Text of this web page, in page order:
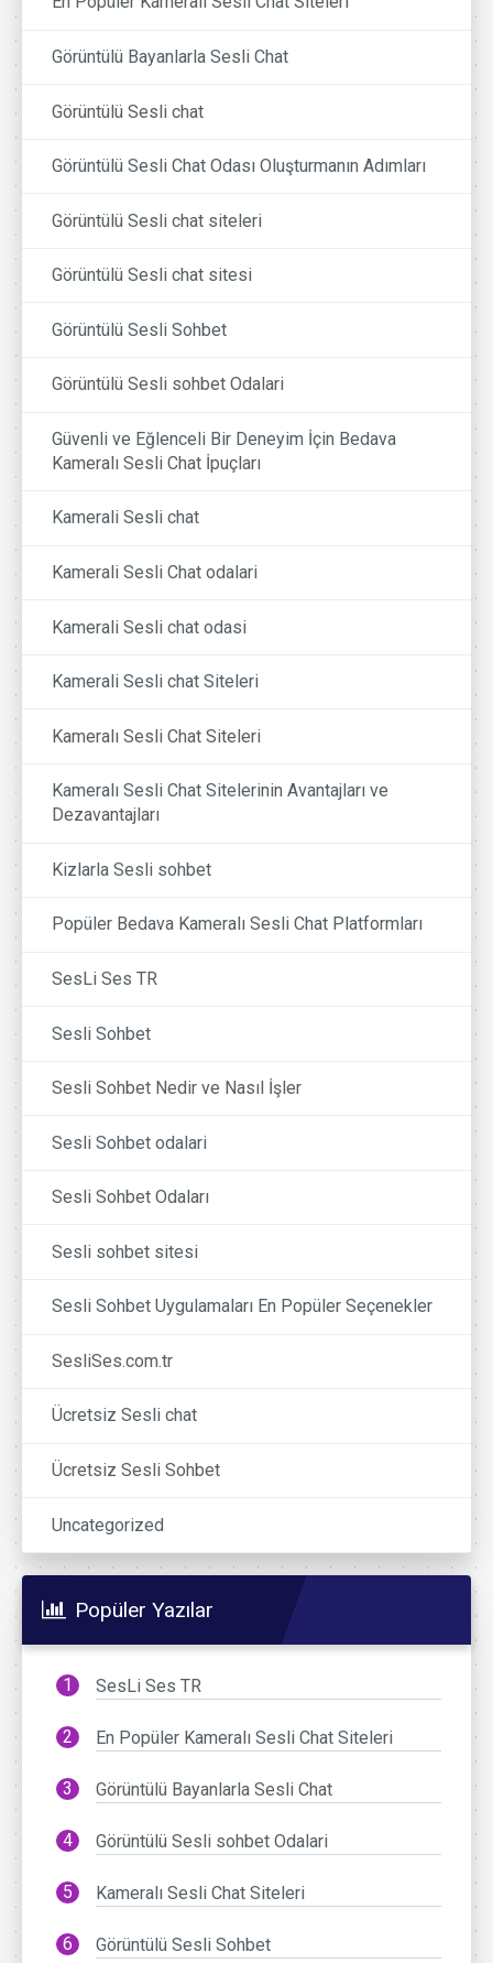
Görüntülü Bayanlarla Sesli Chat
Görüntülü Sesli chat
Görüntülü Sesli Chat Odası Oluşturmanın Adımları
Görüntülü Sesli chat siteleri
Görüntülü Sesli chat sitesi
Görüntülü Sesli Sohbet
Görüntülü Sesli sohbet Odalari
Güvenli ve Eğlenceli Bir Deneyim İçin Bedava
Kameralı Sesli Chat İpuçları
Kamerali Sesli chat
Kamerali Sesli Chat odalari
Kamerali Sesli chat odasi
Kamerali Sesli chat Siteleri
Kameralı Sesli Chat Siteleri
Kameralı Sesli Chat Sitelerinin Avantajları ve
Dezavantajları
Kizlarla Sesli sohbet
Popüler Bedava Kameralı Sesli Chat Platformları
SesLi Ses TR
Sesli Sohbet
Sesli Sohbet Nedir ve Nasıl İşler
Sesli Sohbet odalari
Sesli Sohbet Odaları
Sesli sohbet sitesi
Sesli Sohbet Uygulamaları En Popüler Seçenekler
SesliSes.com.tr
Ücretsiz Sesli chat
Ücretsiz Sesli Sohbet
Uncategorized
Popüler Yazılar
SesLi Ses TR
En Popüler Kameralı Sesli Chat Siteleri
Görüntülü Bayanlarla Sesli Chat
Görüntülü Sesli sohbet Odalari
Kameralı Sesli Chat Siteleri
Görüntülü Sesli Sohbet